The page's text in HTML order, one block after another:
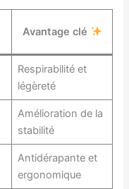
Avantage clé
Respirabilité et
légèreté
Amélioration de la
stabilité
Antidérapante et
ergonomique